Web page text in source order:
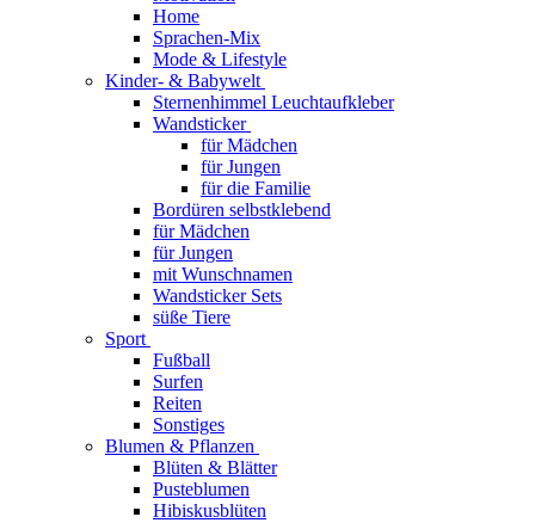
Home
Sprachen-Mix
Mode & Lifestyle
Kinder- & Babywelt
Sternenhimmel Leuchtaufkleber
Wandsticker
für Mädchen
für Jungen
für die Familie
Bordüren selbstklebend
für Mädchen
für Jungen
mit Wunschnamen
Wandsticker Sets
süße Tiere
Sport
Fußball
Surfen
Reiten
Sonstiges
Blumen & Pflanzen
Blüten & Blätter
Pusteblumen
Hibiskusblüten